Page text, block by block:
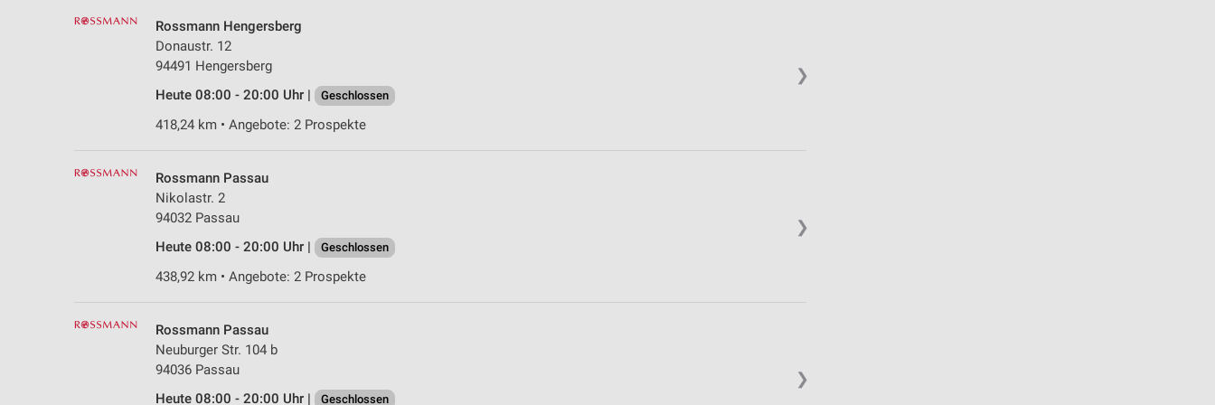
❯
Rossmann Hengersberg
Donaustr. 12
94491 Hengersberg
Heute 08:00 - 20:00 Uhr |
Geschlossen
418,24 km • Angebote: 2 Prospekte
❯
Rossmann Passau
Nikolastr. 2
94032 Passau
Heute 08:00 - 20:00 Uhr |
Geschlossen
438,92 km • Angebote: 2 Prospekte
❯
Rossmann Passau
Neuburger Str. 104 b
94036 Passau
Heute 08:00 - 20:00 Uhr |
Geschlossen